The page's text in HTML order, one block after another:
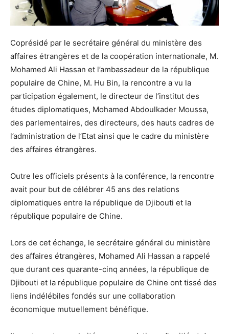
Coprésidé par le secrétaire général du ministère des
affaires étrangères et de la coopération internationale, M.
Mohamed Ali Hassan et l’ambassadeur de la république
populaire de Chine, M. Hu Bin, la rencontre a vu la
participation également, le directeur de l’institut des
études diplomatiques, Mohamed Abdoulkader Moussa,
des parlementaires, des directeurs, des hauts cadres de
l’administration de l’Etat ainsi que le cadre du ministère
des affaires étrangères.
Outre les officiels présents à la conférence, la rencontre
avait pour but de célébrer 45 ans des relations
diplomatiques entre la république de Djibouti et la
république populaire de Chine.
Lors de cet échange, le secrétaire général du ministère
des affaires étrangères, Mohamed Ali Hassan a rappelé
que durant ces quarante-cinq années, la république de
Djibouti et la république populaire de Chine ont tissé des
liens indélébiles fondés sur une collaboration
économique mutuellement bénéfique.